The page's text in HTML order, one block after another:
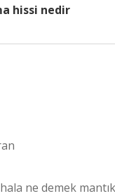
hissi nedir
ne demek